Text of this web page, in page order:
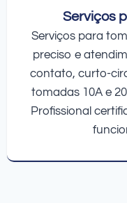
Serviços
Serviços para
preciso e
contato, curto-
tomadas 10A e
Profissional